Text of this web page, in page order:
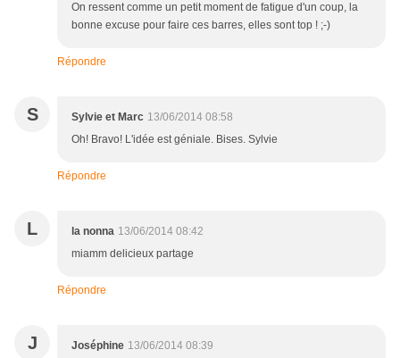
On ressent comme un petit moment de fatigue d'un coup, la
bonne excuse pour faire ces barres, elles sont top ! ;-)
Répondre
S Sylvie et Marc 13/06/2014 08:58
Oh! Bravo! L'idée est géniale. Bises. Sylvie
Répondre
L la nonna 13/06/2014 08:42
miamm delicieux partage
Répondre
J Joséphine 13/06/2014 08:39